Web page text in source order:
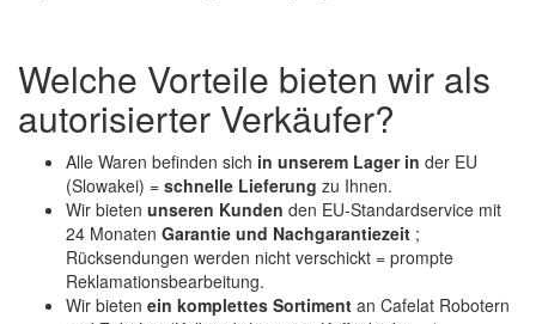
Welche Vorteile bieten wir als
autorisierter Verkäufer?
Alle Waren befinden sich in unserem Lager in der EU
(Slowakei) = schnelle Lieferung zu Ihnen.
Wir bieten unseren Kunden den EU-Standardservice mit
24 Monaten Garantie und Nachgarantiezeit ;
Rücksendungen werden nicht verschickt = prompte
Reklamationsbearbeitung.
Wir bieten ein komplettes Sortiment an Cafelat Robotern